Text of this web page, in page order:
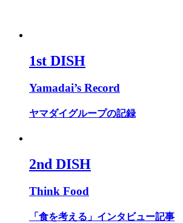
1st DISH
Yamadai’s Record
ヤマダイグループの記録
2nd DISH
Think Food
「食を考える」インタビュー記事